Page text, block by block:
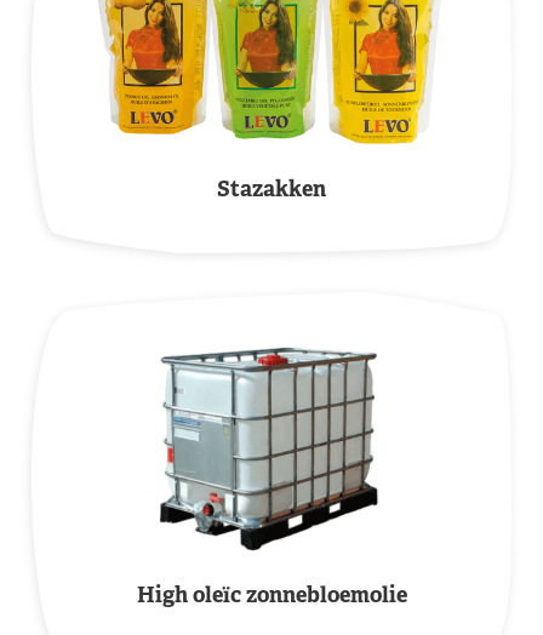
Stazakken
High oleïc zonnebloemolie